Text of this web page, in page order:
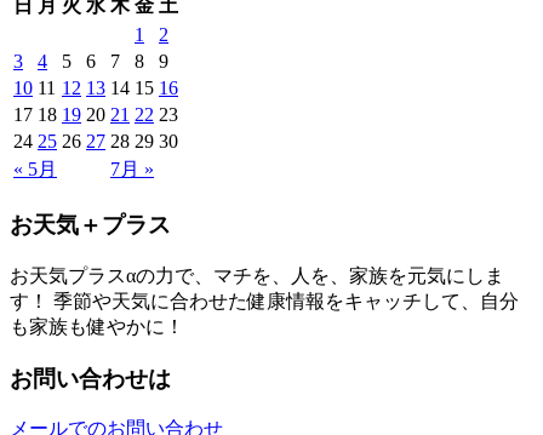
日
月 火 水 木 金 土
« 5月 7月 »
1
2
3
4 5 6 7 8
9
10 11 12 13 14 15 16
17 18 19 20 21 22 23
24 25 26 27 28 29 30
お天気＋プラス
お天気プラスαの力で、マチを、人を、家族を元気にしま
す！ 季節や天気に合わせた健康情報をキャッチして、自分
も家族も健やかに！
お問い合わせは
メールでのお問い合わせ